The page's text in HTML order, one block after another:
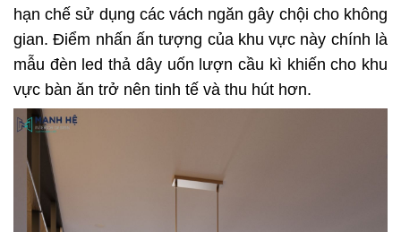
hạn chế sử dụng các vách ngăn gây chội cho không
gian. Điểm nhấn ấn tượng của khu vực này chính là
mẫu đèn led thả dây uốn lượn cầu kì khiến cho khu
vực bàn ăn trở nên tinh tế và thu hút hơn.